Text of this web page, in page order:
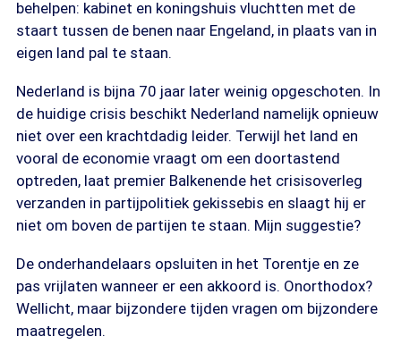
behelpen: kabinet en koningshuis vluchtten met de
staart tussen de benen naar Engeland, in plaats van in
eigen land pal te staan.
Nederland is bijna 70 jaar later weinig opgeschoten. In
de huidige crisis beschikt Nederland namelijk opnieuw
niet over een krachtdadig leider. Terwijl het land en
vooral de economie vraagt om een doortastend
optreden, laat premier Balkenende het crisisoverleg
verzanden in partijpolitiek gekissebis en slaagt hij er
niet om boven de partijen te staan. Mijn suggestie?
De onderhandelaars opsluiten in het Torentje en ze
pas vrijlaten wanneer er een akkoord is. Onorthodox?
Wellicht, maar bijzondere tijden vragen om bijzondere
maatregelen.